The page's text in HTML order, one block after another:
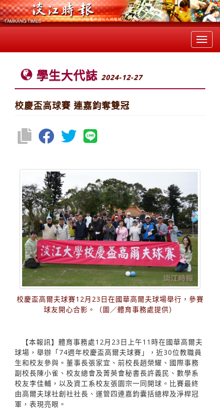
學生大代誌 2024-12-27
校慶盃高球賽 連嘉鈞奪雙冠
校慶盃高爾夫球賽12月23日在國華高爾夫球場舉行，參賽
球友開心合影。（圖／體育事務處提供）
【本報訊】體育事務處12月23日上午11時在國華高爾夫
球場，舉辦「74週年校慶盃高爾夫球賽」，近30位教職員
生和校友參與。董事長張家宜、前校長趙榮耀、國際事務
副校長陳小雀、校友總會及菁英會秘書長許義民、數學系
校友李佳輔，以及資工系校友張園宗一同開球。比賽最終
由高爾夫球社創社社長、運管四連嘉鈞囊括總桿及淨桿冠
軍，表現亮眼。